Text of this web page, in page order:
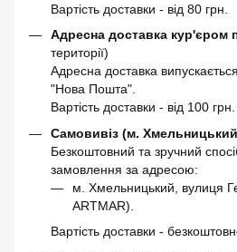
Вартість доставки - від 80 грн.
Адресна доставка кур'єром
території)
Адресна доставка
"Нова Пошта".
Вартість доставки - від 100 грн.
Самовивіз (м.
Безкоштовний та зручний
замовлення за адресою:
м. Хмельницький, вулиця
ARTMAR).
Вартість доставки -